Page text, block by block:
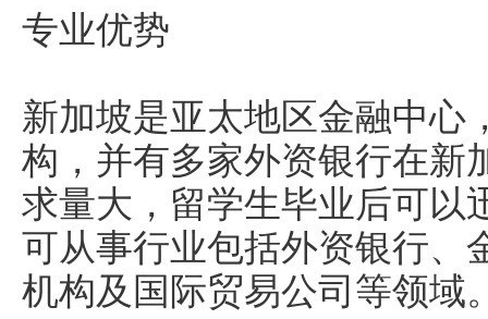
专业优势
新加坡是亚太地区金融中
构，并有多家外资银行在新
求量大，留学生毕业后可以
可从事行业包括外资银行、
机构及国际贸易公司等领域